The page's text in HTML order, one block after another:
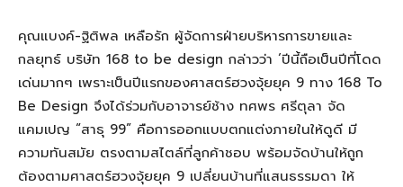
คุณแบงค์-ฐิติพล เหลือรัก ผู้จัดการฝ่ายบริหารการขายและ
กลยุทธ์ บริษัท 168 to be design กล่าวว่า ‘ปีนี้ถือเป็นปีที่โดด
เด่นมากๆ เพราะเป็นปีแรกของศาสตร์ฮวงจุ้ยยุค 9 ทาง 168 To
Be Design จึงได้ร่วมกับอาจารย์ช้าง ทศพร ศรีตุลา จัด
แคมเปญ “สาธุ 99” คือการออกแบบตกแต่งภายในให้ดูดี มี
ความทันสมัย ตรงตามสไตล์ที่ลูกค้าชอบ พร้อมจัดบ้านให้ถูก
ต้องตามศาสตร์ฮวงจุ้ยยุค 9 เปลี่ยนบ้านที่แสนธรรมดา ให้